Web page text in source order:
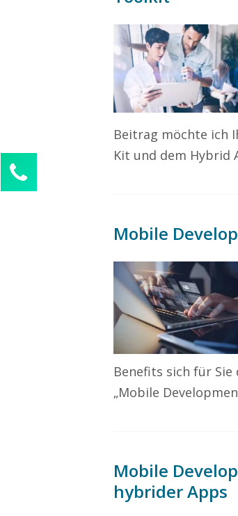
Beitrag möchte ich
Kit und dem Hybrid
Mobile
Benefits sich für
„Mobile
Mobile
hybrider Apps
0211 946 285 72-55
Ihre Anfrage